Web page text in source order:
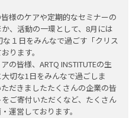
様のケアや定期的なセミナーの
、活動の一環として、8月には
な１日をみんなで過ごす「クリス
ります。
の皆様、ARTQ INSTITUTEの生
切な1日をみんなで過ごしま
だきましたたくさんの企業の皆
ご寄付いただくなど、たくさん
運営しております。